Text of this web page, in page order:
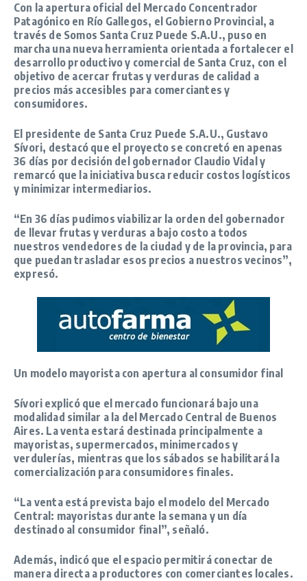
Con la apertura oficial del Mercado Concentrador
Patagónico en Río Gallegos, el Gobierno Provincial, a
través de Somos Santa Cruz Puede S.A.U., puso en
marcha una nueva herramienta orientada a fortalecer el
desarrollo productivo y comercial de Santa Cruz, con el
objetivo de acercar frutas y verduras de calidad a
precios más accesibles para comerciantes y
consumidores.
El presidente de Santa Cruz Puede S.A.U., Gustavo
Sívori, destacó que el proyecto se concretó en apenas
36 días por decisión del gobernador Claudio Vidal y
remarcó que la iniciativa busca reducir costos logísticos
y minimizar intermediarios.
“En 36 días pudimos viabilizar la orden del gobernador
de llevar frutas y verduras a bajo costo a todos
nuestros vendedores de la ciudad y de la provincia, para
que puedan trasladar esos precios a nuestros vecinos”,
expresó.
Un modelo mayorista con apertura al consumidor final
Sívori explicó que el mercado funcionará bajo una
modalidad similar a la del Mercado Central de Buenos
Aires. La venta estará destinada principalmente a
mayoristas, supermercados, minimercados y
verdulerías, mientras que los sábados se habilitará la
comercialización para consumidores finales.
“La venta está prevista bajo el modelo del Mercado
Central: mayoristas durante la semana y un día
destinado al consumidor final”, señaló.
Además, indicó que el espacio permitirá conectar de
manera directa a productores con comerciantes locales.